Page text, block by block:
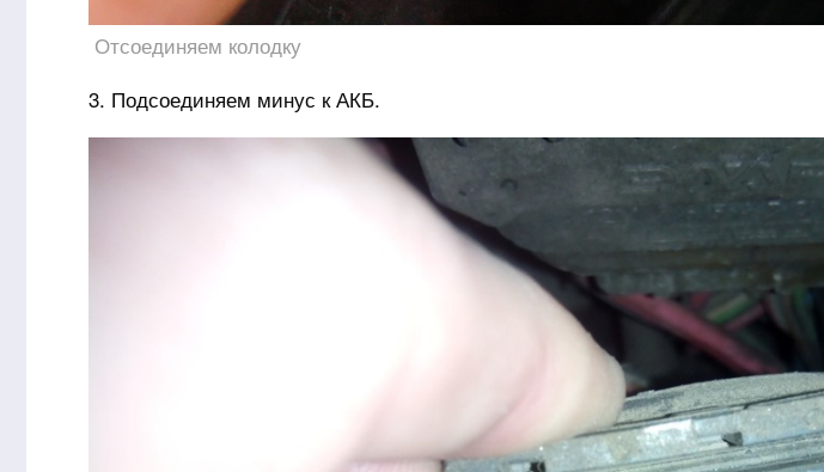
Отсоединяем колодку
3. Подсоединяем минус к АКБ.